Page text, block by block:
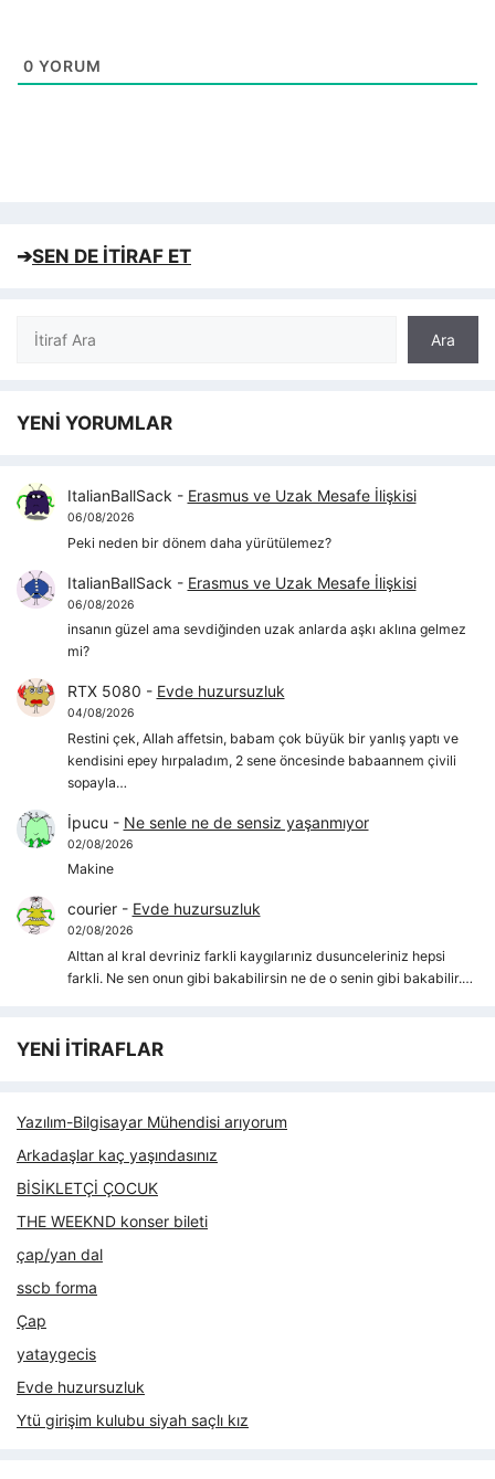
0 YORUM
➔SEN DE İTİRAF ET
Ara
Ara
YENİ YORUMLAR
ItalianBallSack - Erasmus ve Uzak Mesafe İlişkisi
06/08/2026
Peki neden bir dönem daha yürütülemez?
ItalianBallSack - Erasmus ve Uzak Mesafe İlişkisi
06/08/2026
insanın güzel ama sevdiğinden uzak anlarda aşkı aklına gelmez
mi?
RTX 5080 - Evde huzursuzluk
04/08/2026
Restini çek, Allah affetsin, babam çok büyük bir yanlış yaptı ve
kendisini epey hırpaladım, 2 sene öncesinde babaannem çivili
sopayla…
İpucu - Ne senle ne de sensiz yaşanmıyor
02/08/2026
Makine
courier- Evde huzursuzluk
02/08/2026
Alttan al kral devriniz farkli kaygılarıniz dusunceleriniz hepsi
farkli. Ne sen onun gibi bakabilirsin ne de o senin gibi bakabilir.…
YENİ İTİRAFLAR
Yazılım-Bilgisayar Mühendisi arıyorum
Arkadaşlar kaç yaşındasınız
BİSİKLETÇİ ÇOCUK
THE WEEKND konser bileti
çap/yan dal
sscb forma
Çap
yataygecis
Evde huzursuzluk
Ytü girişim kulubu siyah saçlı kız